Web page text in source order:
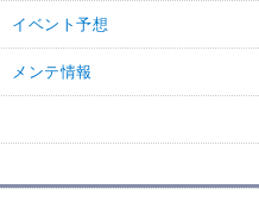
イベント予想
メンテ情報